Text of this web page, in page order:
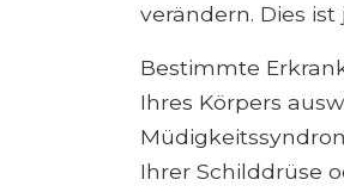
verändern. Dies
Bestimmte
Ihres Körpers
Ihrer Schilddrüse